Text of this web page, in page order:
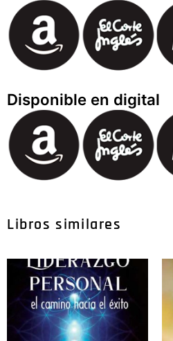
Disponible en digital
Libros similares